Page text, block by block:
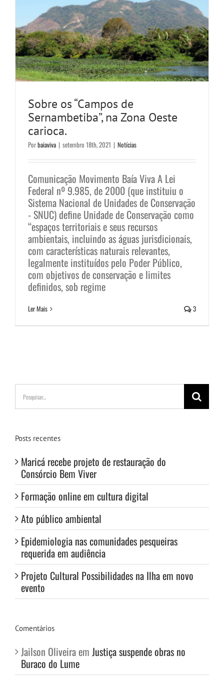
Sobre os “Campos de
Sernambetiba”, na Zona Oeste
carioca.
Porbaiaviva | setembro 18th, 2021 | Notícias
Comunicação Movimento Baía Viva A Lei
Federal nº 9.985, de 2000 (que instituiu o
Sistema Nacional de Unidades de Conservação
- SNUC) define Unidade de Conservação como
“espaços territoriais e seus recursos
ambientais, incluindo as águas jurisdicionais,
com características naturais relevantes,
legalmente instituídos pelo Poder Público,
com objetivos de conservação e limites
definidos, sob regime
Ler Mais 3
Buscar
resultados
para:
Posts recentes
Maricá recebe projeto de restauração do
Consórcio Bem Viver
Formação online em cultura digital
Ato público ambiental
Epidemiologia nas comunidades pesqueiras
requerida em audiência
Projeto Cultural Possibilidades na Ilha em novo
evento
Comentários
Jailson Oliveira em Justiça suspende obras no
Buraco do Lume